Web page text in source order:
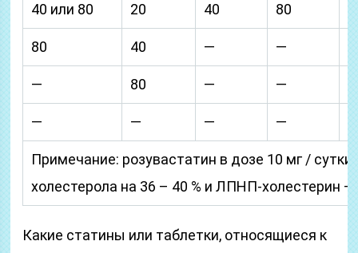
40 или 80 20 40 80
80 40 — —
— 80 — —
— — — —
Примечание: розувастатин в дозе 10 мг /
холестерола на 36 – 40 % и ЛПНП-холестерин —
Какие статины или таблетки, относящиеся к